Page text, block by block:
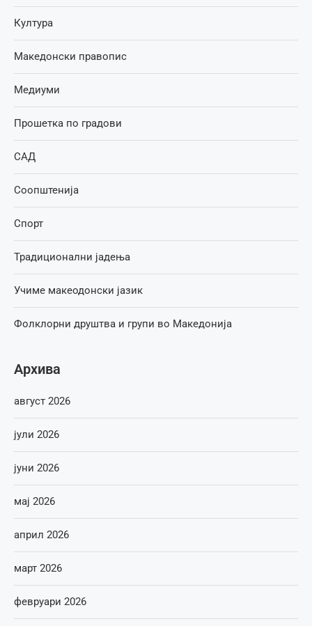
Култура
Македонски правопис
Медиуми
Прошетка по градови
САД
Соопштенија
Спорт
Традиционални јадења
Учиме макеодонски јазик
Фолклорни друштва и групи во Македонија
Архива
август 2026
јули 2026
јуни 2026
мај 2026
април 2026
март 2026
февруари 2026